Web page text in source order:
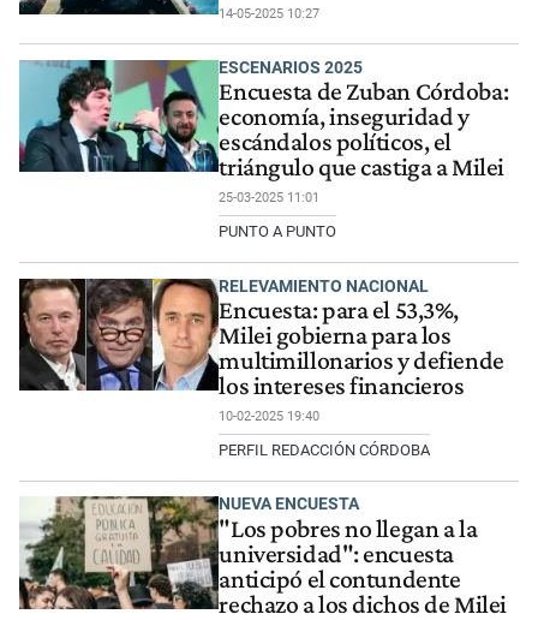
14-05-2025 10:27
ESCENARIOS 2025
Encuesta de Zuban Córdoba:
economía, inseguridad y
escándalos políticos, el
triángulo que castiga a Milei
25-03-2025 11:01
PUNTO A PUNTO
RELEVAMIENTO NACIONAL
Encuesta: para el 53,3%,
Milei gobierna para los
multimillonarios y defiende
los intereses financieros
10-02-2025 19:40
PERFIL REDACCIÓN CÓRDOBA
NUEVA ENCUESTA
"Los pobres no llegan a la
universidad": encuesta
anticipó el contundente
rechazo a los dichos de Milei